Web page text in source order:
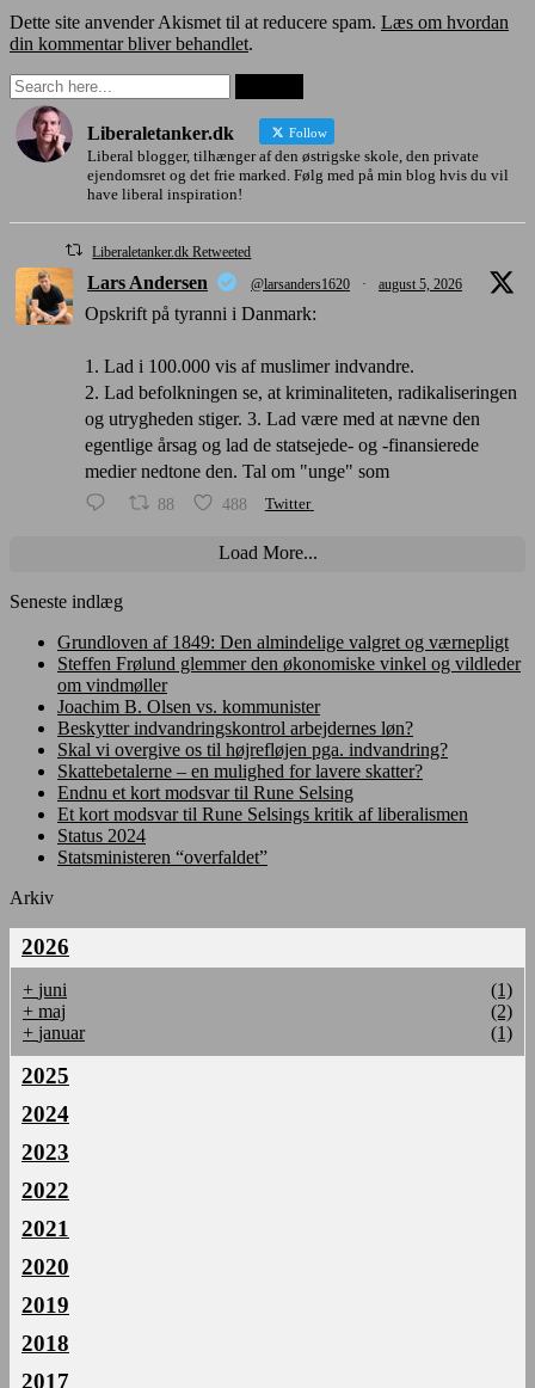
Dette site anvender Akismet til at reducere spam. Læs om hvordan
din kommentar bliver behandlet.
Liberaletanker.dk Follow
Liberal blogger, tilhænger af den østrigske skole, den private
ejendomsret og det frie marked. Følg med på min blog hvis du vil
have liberal inspiration!
Liberaletanker.dk Retweeted
Lars Andersen @larsanders1620 · august 5, 2026
Opskrift på tyranni i Danmark:
1. Lad i 100.000 vis af muslimer indvandre.
2. Lad befolkningen se, at kriminaliteten, radikaliseringen
og utrygheden stiger. 3. Lad være med at nævne den
egentlige årsag og lad de statsejede- og -finansierede
medier nedtone den. Tal om "unge" som
88 488 Twitter
Load More...
Seneste indlæg
Grundloven af 1849: Den almindelige valgret og værnepligt
Steffen Frølund glemmer den økonomiske vinkel og vildleder
om vindmøller
Joachim B. Olsen vs. kommunister
Beskytter indvandringskontrol arbejdernes løn?
Skal vi overgive os til højrefløjen pga. indvandring?
Skattebetalerne – en mulighed for lavere skatter?
Endnu et kort modsvar til Rune Selsing
Et kort modsvar til Rune Selsings kritik af liberalismen
Status 2024
Statsministeren “overfaldet”
Arkiv
2026
+ juni
(1)
+ maj
(2)
+ januar (1)
2025
2024
2023
2022
2021
2020
2019
2018
2017